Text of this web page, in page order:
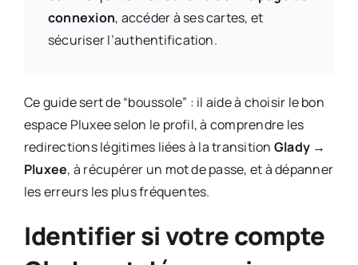
connexion, accéder à ses cartes, et
sécuriser l’authentification.
Ce guide sert de “boussole” : il aide à choisir le bon
espace Pluxee selon le profil, à comprendre les
redirections légitimes liées à la transition Glady →
Pluxee, à récupérer un mot de passe, et à dépanner
les erreurs les plus fréquentes.
Identifier si votre compte